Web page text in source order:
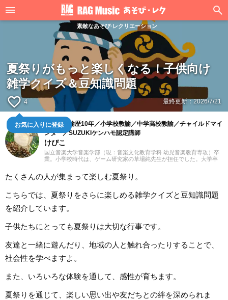
素敵なあそび·レクリエーション
夏祭りがもっと楽しくなる！子供向け
雑学クイズ＆豆知識問題
favorite_border 4
お気に入りに登録
最終更新：2026/7/21
幼稚園教諭歴10年／小学校教諭／中学高校教諭／チャイルドマイ
ンダー／SUZUKIケンハモ認定講師
けぴこ
国立音楽大学音楽学部（現：音楽文化教育学科 幼児音楽教育専攻）卒
業。小学校時代は、ゲーム研究家の草場純先生が担任でした。大学卒
後、シンガポールのインターナショナルスクールで音楽教諭として赴
任。音楽教育だけでなく、日本文化や伝承遊び、レクリエーションな
の後、小学館にてフリーランスライター、企画、編集の仕事を通して
楽しい大人との出会いもへて、伝えることの楽しさを経験。教育現場
で培った視点と編集者としての経験を活かし、インプットとアウトプ
ットを大切に音楽や子供に関わる分野を中心に実践に役立つ情報をお
そび、アウトドア、本、工作、クラフト。特技はコマ技。
たくさんの人が集まって楽しむ夏祭り。
こちらでは、夏祭りをさらに楽しめる雑学クイズと豆知識問題
を紹介しています。
子供たちにとっても夏祭りは大切な行事です。
友達と一緒に遊んだり、地域の人と触れ合ったりすることで、
社会性を学べますよ。
また、いろいろな体験を通して、感性が育ちます。
夏祭りを通じて、楽しい思い出や友だちとの絆を深められま